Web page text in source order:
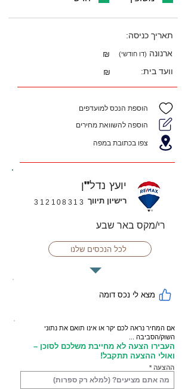
תאריך כניסה:
₪
ארנונה (דו חודשי)
₪ וועד בית:
הוספת הנכס למועדפים
הוספה להשוואת מחירים
צפו בכתובת במפה
יועץ נדל"ן
312108313 רישיון תיווך
רי/מקס באר שבע
לכל הנכסים שלנו
מצא לי נכס דומה
אם המחיר נראה לכם יקר או אינו תואם את נתוני
השוק/הסביבה ...
העבירו הצעה לא מחייבת משלכם לסוכן –
ואולי ההצעה תתקבל!
ההצעה